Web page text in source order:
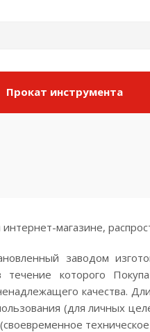
Прокат инструмента
магазине,
заводом
течение которого
качества.
(для личных